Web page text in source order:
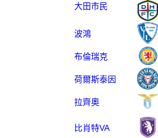
大田市民
波鴻
布倫瑞克
荷爾斯泰因
拉齊奧
比肖特VA